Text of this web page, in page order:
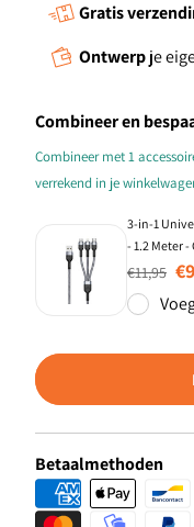
Gratis
Ontwerpje
Combineer en
Combineer met 1
verrekend in je
3-in-1
- 1.2 Meter
Normale prijs
€11,95
Betaalmethoden